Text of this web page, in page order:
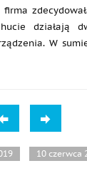
działają
W
10 czerwca